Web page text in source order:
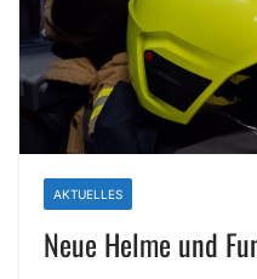
AKTUELLES
Neue Helme und